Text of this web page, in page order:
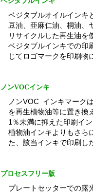
ベジタブルオイルインキ
豆油、亜麻仁油、桐油、
リサイクルした再生油を
ベジタブルインキでの印
じてロゴマークを印刷物
ノンVOCインキ
ノンVOC インキマーク
を再生植物油等に置き換
1％未満に抑えた印刷イ
植物油インキよりもさら
た、該当インキで印刷し
プロセスフリー版
プレートセッターでの露